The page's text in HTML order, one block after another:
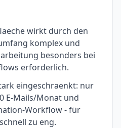
wirkt durch den
komplex und
besonders bei
erforderlich.
eingeschraenkt: nur
E-Mails/Monat und
Workflow - für
zu eng.